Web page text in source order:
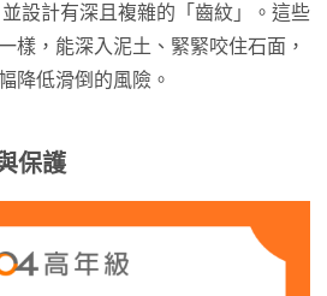
設計有深且複雜的「齒紋」。這些
樣，能深入泥土、緊緊咬住石面，
降低滑倒的風險。
保護